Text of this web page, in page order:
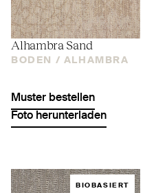
Alhambra Sand
BODEN / ALHAMBRA
Muster bestellen
Foto herunterladen
BIOBASIERT